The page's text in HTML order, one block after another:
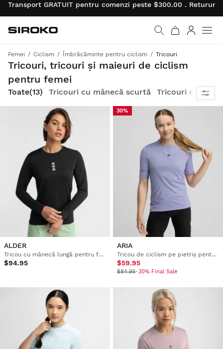
Transport GRATUIT pentru comenzi peste $300.00 .
Mergi la pagina
Siroko.com
Femei Ciclism Îmbrăcăminte pentru ciclism Tricouri
Tricouri, tricouri și maieuri de ciclism
pentru femei
Piese versatile și confortabile pentru ciclism sau utilizare zilnică
Toate(13) Tricouri cu mânecă scurtă Tricouri cu
ALDER
Tricou cu mânecă lungă pentru femei cu ciclism pe pietriș
$94.95
30%
ARIA
Tricou de ciclism pe pietriș pentru femei
$59.95
$84.95-30% Final Sale